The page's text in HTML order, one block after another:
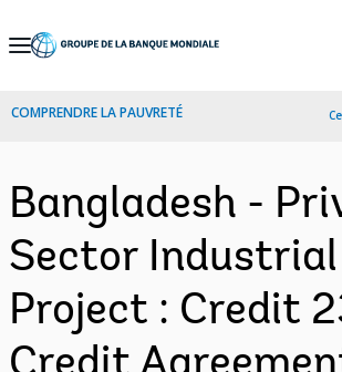
Skip
Navigation
COMPRENDRE LA PAUVRETÉ
Bangladesh -
Sector
Project : Credit